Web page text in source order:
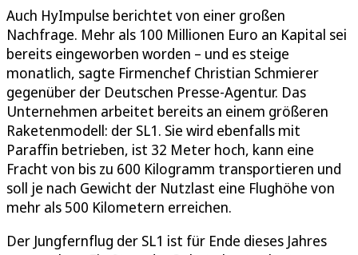
Auch HyImpulse berichtet von einer großen
Nachfrage. Mehr als 100 Millionen Euro an Kapital sei
bereits eingeworben worden – und es steige
monatlich, sagte Firmenchef Christian Schmierer
gegenüber der Deutschen Presse-Agentur. Das
Unternehmen arbeitet bereits an einem größeren
Raketenmodell: der SL1. Sie wird ebenfalls mit
Paraffin betrieben, ist 32 Meter hoch, kann eine
Fracht von bis zu 600 Kilogramm transportieren und
soll je nach Gewicht der Nutzlast eine Flughöhe von
mehr als 500 Kilometern erreichen.
Der Jungfernflug der SL1 ist für Ende dieses Jahres